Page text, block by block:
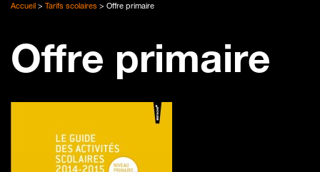
Accueil > Tarifs scolaires > Offre primaire
Offre primaire